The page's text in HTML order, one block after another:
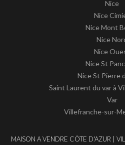
MAISON A VENDRE CÔTE D'AZUR |
Nice
Nice
Nice Mont
Nice
Nice
Nice St
Nice St Pierre
Saint Laurent du var à
Var
Villefranche-sur-